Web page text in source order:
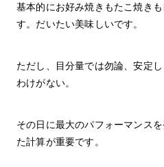
基本的にお好み焼きもたこ焼き
す。だいたい美味しいです。
ただし、目分量では勿論、安定
わけがない。
その日に最大のパフォーマンス
た計算が重要です。